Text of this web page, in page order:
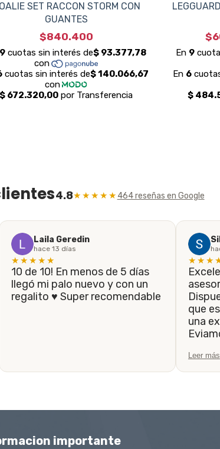
SET RACCON STORM CON
GUANTES
$840.400
4.8★★★★★ 464 reseñas en Google
Laila Geredin
hace 13 días
★★★★★
10 de 10! En menos de 5 días
llegó mi palo nuevo y con un
regalito ♥️ Super recomendable
que
una
la
el
Leer más
importante